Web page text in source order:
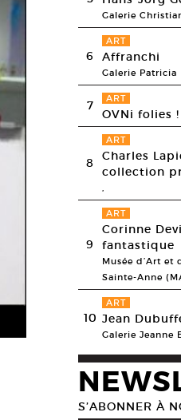
Pauline Curnier Jardin,
Galerie
6
ART
Affranchi
Galerie Patricia
7 ART
OVNi folies
8
ART
Charles
collection
,
9
ART
Corinne
fantastique
Musée d’Art et
Sainte-Anne
10
ART
Jean
Galerie Jeanne
S’ABONNER À